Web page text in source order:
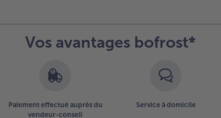
Vos avantages bofrost*
Paiement effectué auprès du
vendeur-conseil
Service à domicile